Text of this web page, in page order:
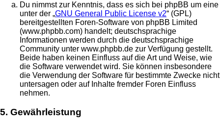
Du nimmst zur Kenntnis, dass es sich bei phpBB um eine
unter der „GNU General Public License v2“ (GPL)
bereitgestellten Foren-Software von phpBB Limited
(www.phpbb.com) handelt; deutschsprachige
Informationen werden durch die deutschsprachige
Community unter www.phpbb.de zur Verfügung gestellt.
Beide haben keinen Einfluss auf die Art und Weise, wie
die Software verwendet wird. Sie können insbesondere
die Verwendung der Software für bestimmte Zwecke nicht
untersagen oder auf Inhalte fremder Foren Einfluss
nehmen.
5. Gewährleistung